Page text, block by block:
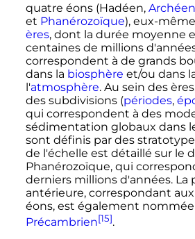
quatre éons (Hadéen, Archéen
et Phanérozoïque), eux-
ères, dont la durée moyenne
centaines de millions
correspondent à de grands
dans la biosphère et/ou dans
l'atmosphère. Au sein des
des subdivisions (périodes,
qui correspondent à des
sédimentation globaux dans
sont définis par des
de l'échelle est détaillé sur le
Phanérozoïque, qui
derniers millions d'années. La
antérieure, correspondant
éons, est également nommée
Précambrien[15].